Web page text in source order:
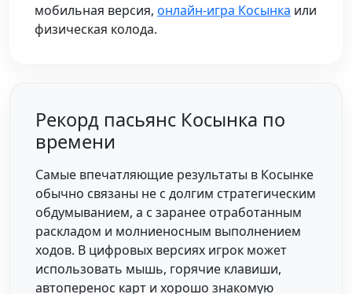
мобильная версия, онлайн-игра Косынка или
физическая колода.
Рекорд пасьянс Косынка по
времени
Самые впечатляющие результаты в Косынке
обычно связаны не с долгим стратегическим
обдумыванием, а с заранее отработанным
раскладом и молниеносным выполнением
ходов. В цифровых версиях игрок может
использовать мышь, горячие клавиши,
автоперенос карт и хорошо знакомую